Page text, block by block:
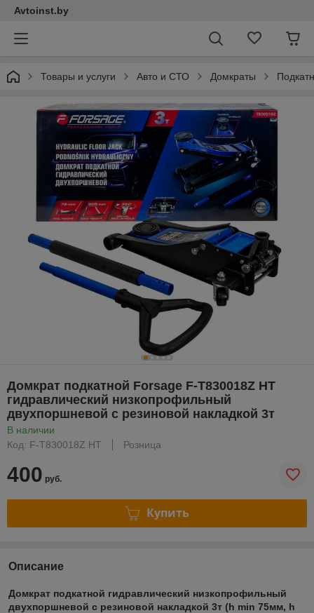
Avtoinst.by
Товары и услуги Авто и СТО Домкраты
Домкрат подкатной Forsage F-T830018Z HT
гидравлический низкопрофильный
двухпоршневой с резиновой накладкой 3т
В наличии
Код: F-T830018Z HT
Розница
400 руб.
Купить
Описание
Домкрат подкатной гидравлический низкопрофильный
двухпоршневой с резиновой накладкой 3т (h min 75мм, h